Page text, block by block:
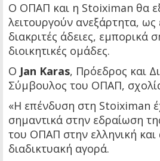
Ο ΟΠΑΠ και η Stoiximan θα
λειτουργούν ανεξάρτητα, ως
διακριτές άδειες, εμπορικά
διοικητικές ομάδες.
Ο Jan Karas, Πρόεδρος και
Σύμβουλος του ΟΠΑΠ,
«Η επένδυση στη Stoiximan
σημαντικά στην εδραίωση
του ΟΠΑΠ στην ελληνική και
διαδικτυακή αγορά.